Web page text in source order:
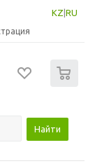
KZ RU
Найти